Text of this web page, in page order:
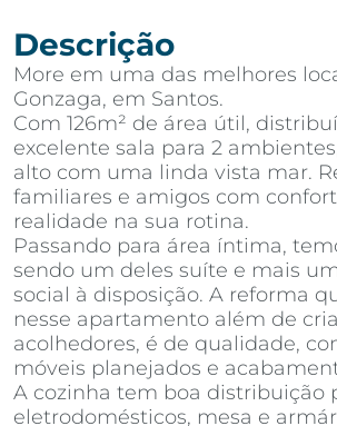
Descrição
More em uma das melhores
Gonzaga, em Santos.
Com 126m² de área útil,
excelente sala para 2
alto com uma linda vista mar.
familiares e amigos com
realidade na sua rotina.
Passando para área íntima,
sendo um deles suíte e mais
social à disposição. A reforma
nesse apartamento além de
acolhedores, é de qualidade,
móveis planejados e
A cozinha tem boa distribuição
eletrodomésticos, mesa e